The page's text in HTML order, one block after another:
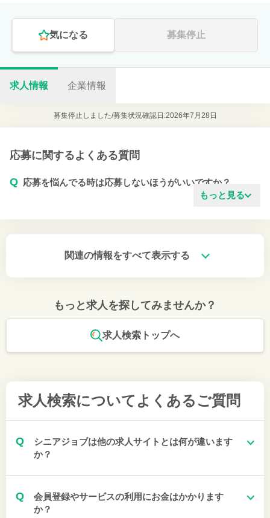
気になる 募集停止
求人情報 企業情報
募集停止しました/募集状況確認日:2026年7月28日
応募に関するよくある質問
Q 応募を悩んでる時は応募しないほうがいいですか？
もっと見る
関連の情報をすべて表示する
もっと求人を探してみませんか？
求人検索トップへ
求人検索について よくあるご質問
Q
シニアジョブは他の求人サイトとは何が違います
か？
Q
会員登録やサービスの利用にお金はかかります
か？